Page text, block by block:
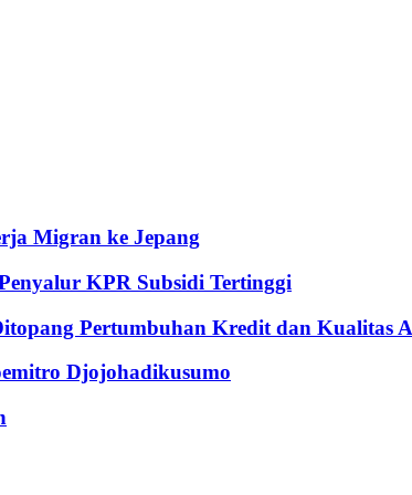
Migran ke Jepang
KPR Subsidi Tertinggi
Pertumbuhan Kredit dan Kualitas
Djojohadikusumo